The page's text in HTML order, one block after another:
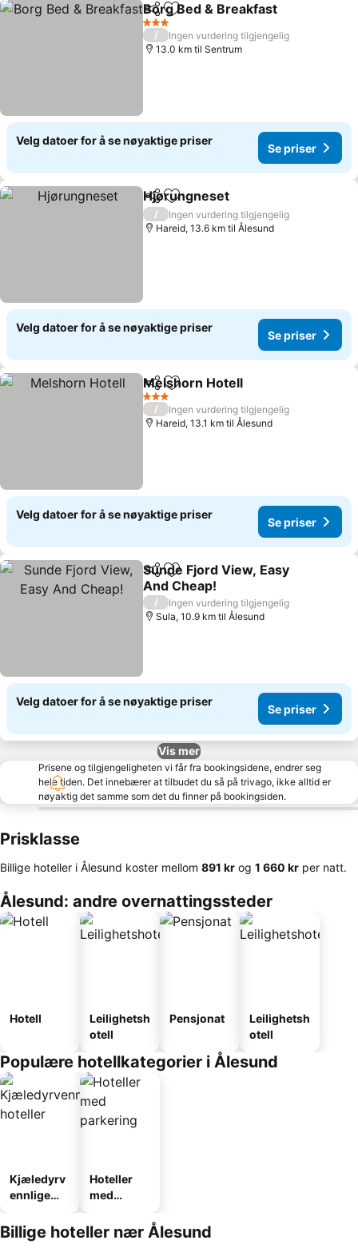
Del Legg til i favoritter
Borg Bed & Breakfast
3 Stjerner
/
Ingen vurdering tilgjengelig
13.0 km til Sentrum
Velg datoer for å se nøyaktige priser
Se priser
Del Legg til i favoritter
Hjørungneset
/
Ingen vurdering tilgjengelig
Hareid, 13.6 km til Ålesund
Velg datoer for å se nøyaktige priser
Se priser
Del Legg til i favoritter
Melshorn Hotell
3 Stjerner
/
Ingen vurdering tilgjengelig
Hareid, 13.1 km til Ålesund
Velg datoer for å se nøyaktige priser
Se priser
Del Legg til i favoritter
Sunde Fjord View, Easy
And Cheap!
Se priser
/
Ingen vurdering tilgjengelig
Sula, 10.9 km til Ålesund
Velg datoer for å se nøyaktige priser
Se priser
Vis mer
Prisene og tilgjengeligheten vi får fra bookingsidene, endrer seg
hele tiden. Det innebærer at tilbudet du så på trivago, ikke alltid er
nøyaktig det samme som det du finner på bookingsiden.
Prisklasse
Billige hoteller i Ålesund koster mellom ‎891 kr og ‎1 660 kr per natt.
Ålesund: andre overnattingssteder
Hotell
Leilighetsh
otell
Pensjonat
Leilighetsh
otell
Populære hotellkategorier i Ålesund
Kjæledyrv
ennlige
Hoteller
med
Billige hoteller nær Ålesund